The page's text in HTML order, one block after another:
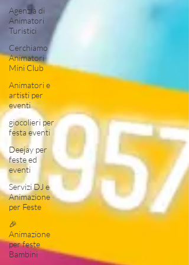
Agenzia di
Animatori
Turistici
Cerchiamo
Animatori
Mini Club
Animatori e
artisti per
eventi
giocolieri per
festa eventi
Deejay per
feste ed
eventi
Servizi DJ e
Animazione
per Feste
🎉
Animazione
per feste
Bambini